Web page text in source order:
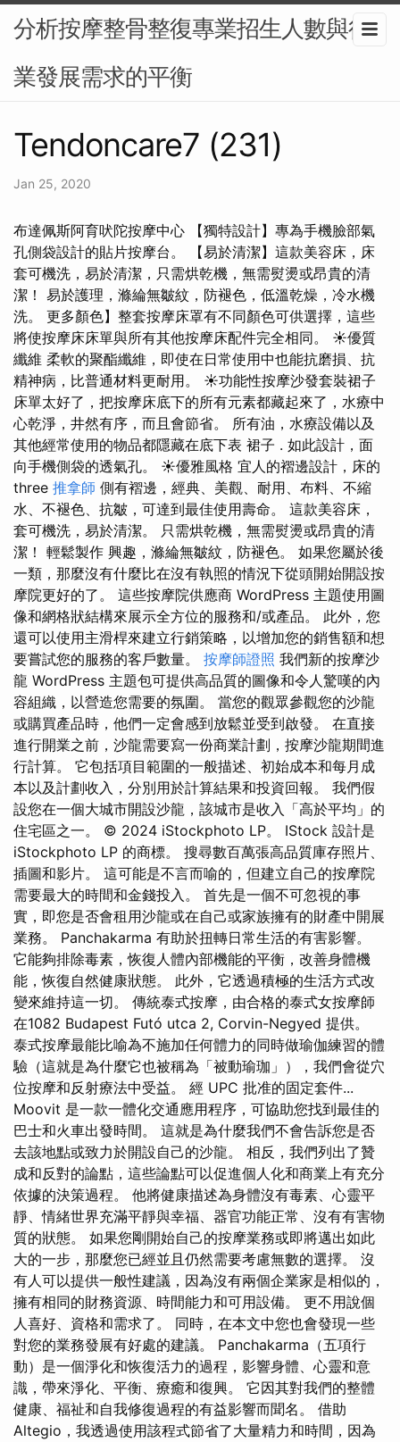
分析按摩整骨整復專業招生人數與行
業發展需求的平衡
Tendoncare7 (231)
Jan 25, 2020
布達佩斯阿育吠陀按摩中心 【獨特設計】專為手機臉部氣
孔側袋設計的貼片按摩台。 【易於清潔】這款美容床，床
套可機洗，易於清潔，只需烘乾機，無需熨燙或昂貴的清
潔！ 易於護理，滌綸無皺紋，防褪色，低溫乾燥，冷水機
洗。 更多顏色】整套按摩床罩有不同顏色可供選擇，這些
將使按摩床床單與所有其他按摩床配件完全相同。 ☀優質
纖維 柔軟的聚酯纖維，即使在日常使用中也能抗磨損、抗
精神病，比普通材料更耐用。 ☀功能性按摩沙發套裝裙子
床單太好了，把按摩床底下的所有元素都藏起來了，水療中
心乾淨，井然有序，而且會節省。 所有油，水療設備以及
其他經常使用的物品都隱藏在底下表 裙子 . 如此設計，面
向手機側袋的透氣孔。 ☀優雅風格 宜人的褶邊設計，床的
three 推拿師 側有褶邊，經典、美觀、耐用、布料、不縮
水、不褪色、抗皺，可達到最佳使用壽命。 這款美容床，
套可機洗，易於清潔。 只需烘乾機，無需熨燙或昂貴的清
潔！ 輕鬆製作 興趣，滌綸無皺紋，防褪色。 如果您屬於後
一類，那麼沒有什麼比在沒有執照的情況下從頭開始開設按
摩院更好的了。 這些按摩院供應商 WordPress 主題使用圖
像和網格狀結構來展示全方位的服務和/或產品。 此外，您
還可以使用主滑桿來建立行銷策略，以增加您的銷售額和想
要嘗試您的服務的客戶數量。 按摩師證照 我們新的按摩沙
龍 WordPress 主題包可提供高品質的圖像和令人驚嘆的內
容組織，以營造您需要的氛圍。 當您的觀眾參觀您的沙龍
或購買產品時，他們一定會感到放鬆並受到啟發。 在直接
進行開業之前，沙龍需要寫一份商業計劃，按摩沙龍期間進
行計算。 它包括項目範圍的一般描述、初始成本和每月成
本以及計劃收入，分別用於計算結果和投資回報。 我們假
設您在一個大城市開設沙龍，該城市是收入「高於平均」的
住宅區之一。 © 2024 iStockphoto LP。 IStock 設計是
iStockphoto LP 的商標。 搜尋數百萬張高品質庫存照片、
插圖和影片。 這可能是不言而喻的，但建立自己的按摩院
需要最大的時間和金錢投入。 首先是一個不可忽視的事
實，即您是否會租用沙龍或在自己或家族擁有的財產中開展
業務。 Panchakarma 有助於扭轉日常生活的有害影響。
它能夠排除毒素，恢復人體內部機能的平衡，改善身體機
能，恢復自然健康狀態。 此外，它透過積極的生活方式改
變來維持這一切。 傳統泰式按摩，由合格的泰式女按摩師
在1082 Budapest Futó utca 2, Corvin-Negyed 提供。
泰式按摩最能比喻為不施加任何體力的同時做瑜伽練習的體
驗（這就是為什麼它也被稱為「被動瑜珈」），我們會從穴
位按摩和反射療法中受益。 經 UPC 批准的固定套件...
Moovit 是一款一體化交通應用程序，可協助您找到最佳的
巴士和火車出發時間。 這就是為什麼我們不會告訴您是否
去該地點或致力於開設自己的沙龍。 相反，我們列出了贊
成和反對的論點，這些論點可以促進個人化和商業上有充分
依據的決策過程。 他將健康描述為身體沒有毒素、心靈平
靜、情緒世界充滿平靜與幸福、器官功能正常、沒有有害物
質的狀態。 如果您剛開始自己的按摩業務或即將邁出如此
大的一步，那麼您已經並且仍然需要考慮無數的選擇。 沒
有人可以提供一般性建議，因為沒有兩個企業家是相似的，
擁有相同的財務資源、時間能力和可用設備。 更不用說個
人喜好、資格和需求了。 同時，在本文中您也會發現一些
對您的業務發展有好處的建議。 Panchakarma（五項行
動）是一個淨化和恢復活力的過程，影響身體、心靈和意
識，帶來淨化、平衡、療癒和復興。 它因其對我們的整體
健康、福祉和自我修復過程的有益影響而聞名。 借助
Altegio，我透過使用該程式節省了大量精力和時間，因為